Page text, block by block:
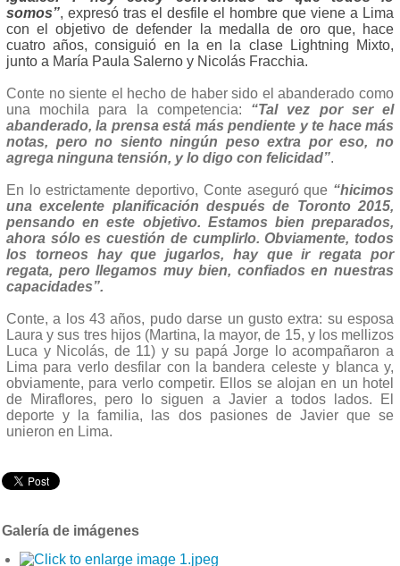
somos”, expresó tras el desfile el hombre que viene a Lima
con el objetivo de defender la medalla de oro que, hace
cuatro años, consiguió en la en la clase Lightning Mixto,
junto a María Paula Salerno y Nicolás Fracchia.
Conte no siente el hecho de haber sido el abanderado como
una mochila para la competencia: “Tal vez por ser el
abanderado, la prensa está más pendiente y te hace más
notas, pero no siento ningún peso extra por eso, no
agrega ninguna tensión, y lo digo con felicidad”.
En lo estrictamente deportivo, Conte aseguró que “hicimos
una excelente planificación después de Toronto 2015,
pensando en este objetivo. Estamos bien preparados,
ahora sólo es cuestión de cumplirlo. Obviamente, todos
los torneos hay que jugarlos, hay que ir regata por
regata, pero llegamos muy bien, confiados en nuestras
capacidades”.
Conte, a los 43 años, pudo darse un gusto extra: su esposa
Laura y sus tres hijos (Martina, la mayor, de 15, y los mellizos
Luca y Nicolás, de 11) y su papá Jorge lo acompañaron a
Lima para verlo desfilar con la bandera celeste y blanca y,
obviamente, para verlo competir. Ellos se alojan en un hotel
de Miraflores, pero lo siguen a Javier a todos lados. El
deporte y la familia, las dos pasiones de Javier que se
unieron en Lima.
Galería de imágenes